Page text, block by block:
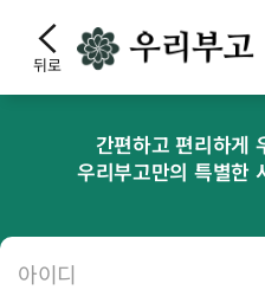
뒤로
간편하고 편리하게
우리부고만의 특별한
아이디